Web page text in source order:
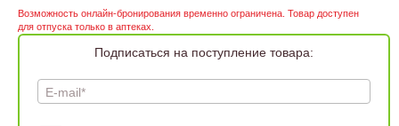
Возможность онлайн-бронирования временно ограничена. Товар доступен
для отпуска только в аптеках.
Подписаться на поступление товара:
E-mail*